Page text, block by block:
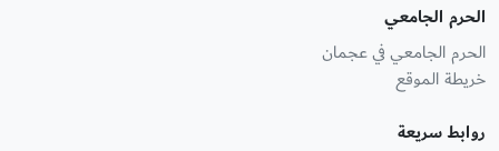
الحرم الجامعي
الحرم الجامعي في عجمان
خريطة الموقع
روابط سريعة